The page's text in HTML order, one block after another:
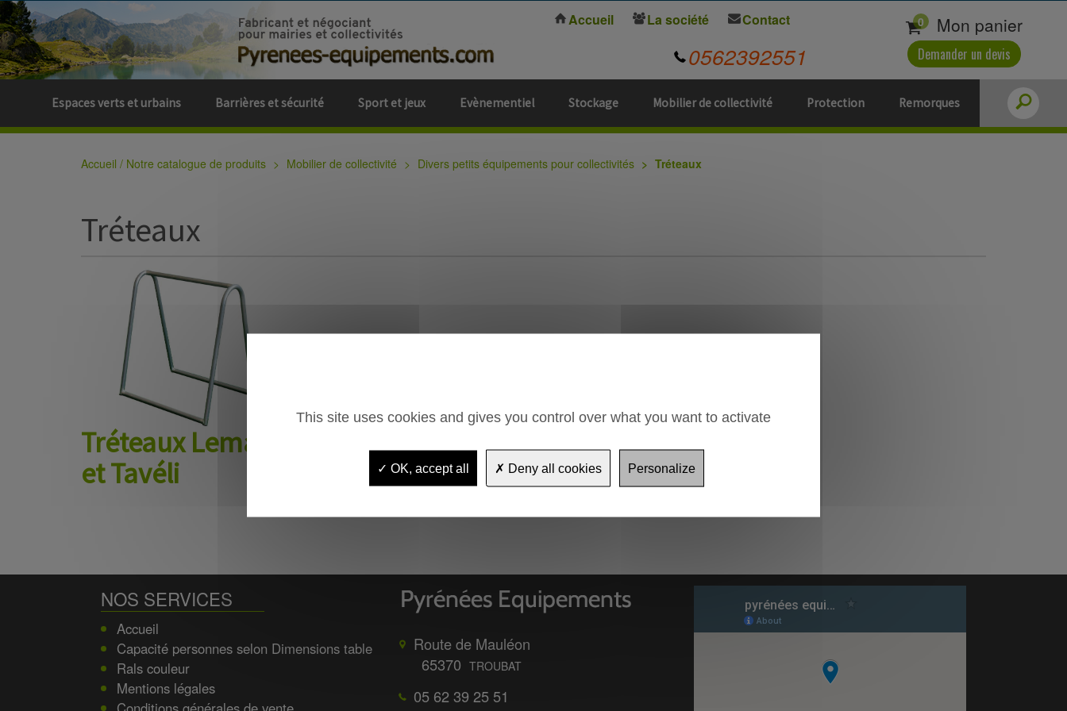
Espaces verts et urbains Barrières et sécurité Sport et jeux Evènementiel Stockage Mobilier de collectivité Protection Remorques
Accueil La société Contact
0562392551
0 Mon panier
Demander un devis
Accueil / Notre catalogue de produits Mobilier de collectivité Divers petits équipements pour collectivités Tréteaux
Tréteaux
Tréteaux Leman
et Tavéli
Route de Mauléon
65370 TROUBAT
05 62 39 25 51
NOS SERVICES
Accueil
Capacité personnes selon Dimensions table
Rals couleur
Mentions légales
This site uses cookies and gives you control over what you want to activate
OK, accept all Deny all cookies Personalize